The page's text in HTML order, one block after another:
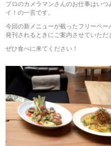
プロのカメラマンさんのお仕事はいつ
イ！の一言です。
今回の新メニューが載ったフリーペー
発刊されるときにご案内させていただ
ぜひ食べに来てください！